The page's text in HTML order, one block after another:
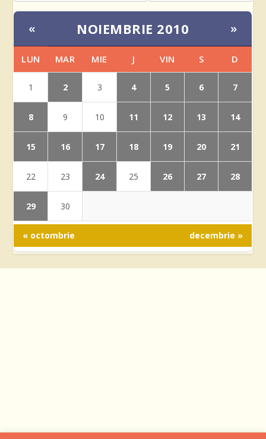
« NOIEMBRIE 2010 »
LUN MAR MIE J VIN S D
1 2 3 4 5 6 7
8 9 10 11 12 13 14
15 16 17 18 19 20 21
22 23 24 25 26 27 28
29 30
« octombrie decembrie »